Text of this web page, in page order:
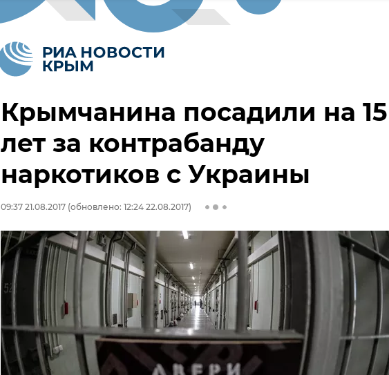
Крымчанина посадили на 15
лет за контрабанду
наркотиков с Украины
09:37 21.08.2017 (обновлено: 12:24 22.08.2017)